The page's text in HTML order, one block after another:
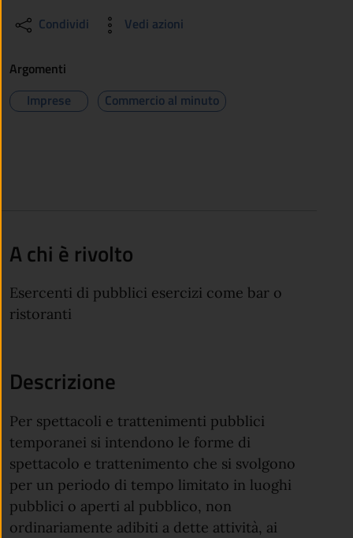
Condividi Vedi azioni
Argomenti
Imprese
Commercio al minuto
A chi è rivolto
Esercenti di pubblici esercizi come bar o
ristoranti
Descrizione
Per spettacoli e trattenimenti pubblici
temporanei si intendono le forme di
spettacolo e trattenimento che si svolgono
per un periodo di tempo limitato in luoghi
pubblici o aperti al pubblico, non
ordinariamente adibiti a dette attività, ai